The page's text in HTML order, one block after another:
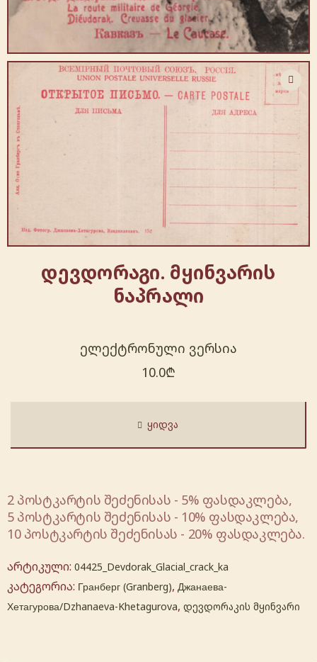
დევდორაგი. მყინვარის
ნაპრალი
ელექტრონული ვერსია
10.0₾
ᲧᲘᲓᲕᲐ
2 პოსტკარტის შეძენისას - 5% ფასდაკლება,
5 პოსტკარტის შეძენისას - 10% ფასდაკლება,
10 პოსტკარტის შეძენისას - 20% ფასდაკლება.
არტიკული: 04425_Devdorak_Glacial_crack_ka
კატეგორია: Гранберг (Granberg), Джанаева-
Хетагурова/Dzhanaeva-Khetagurova, დევდორაკის მყინვარი